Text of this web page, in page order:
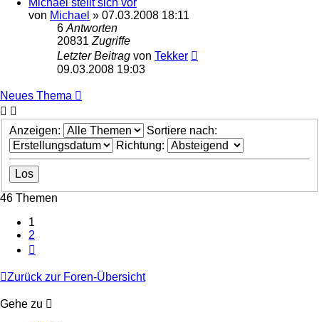
von Michael » 07.03.2008 18:11
6 Antworten
20831 Zugriffe
Letzter Beitrag von Tekker
09.03.2008 19:03
Neues Thema
Anzeigen:
Sortiere nach:
Richtung:
46 Themen
1
2
Zurück zur Foren-Übersicht
Gehe zu